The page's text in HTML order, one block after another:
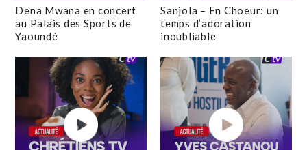
Dena Mwana en concert
au Palais des Sports de
Yaoundé
Sanjola – En Choeur: un
temps d’adoration
inoubliable